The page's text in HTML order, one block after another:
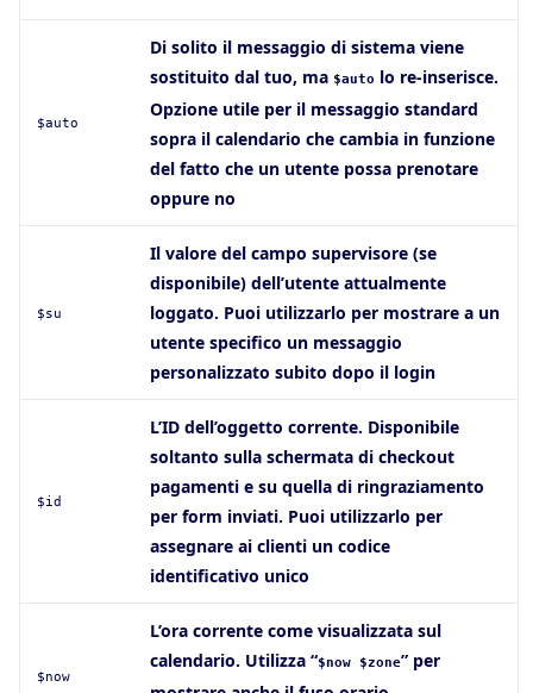
$auto
Di solito il messaggio di sistema viene
sostituito dal tuo, ma $auto lo re-inserisce.
Opzione utile per il messaggio standard
sopra il calendario che cambia in funzione
del fatto che un utente possa prenotare
oppure no
$su
Il valore del campo supervisore (se
disponibile) dell’utente attualmente
loggato. Puoi utilizzarlo per mostrare a un
utente specifico un messaggio
personalizzato subito dopo il login
$id
L’ID dell’oggetto corrente. Disponibile
soltanto sulla schermata di checkout
pagamenti e su quella di ringraziamento
per form inviati. Puoi utilizzarlo per
assegnare ai clienti un codice
identificativo unico
$now
L’ora corrente come visualizzata sul
calendario. Utilizza “$now $zone” per